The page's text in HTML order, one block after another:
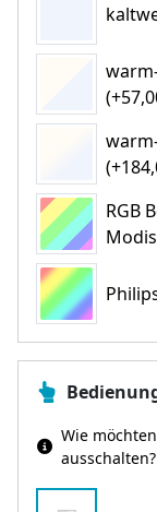
RGB
Wie
ausschalten?